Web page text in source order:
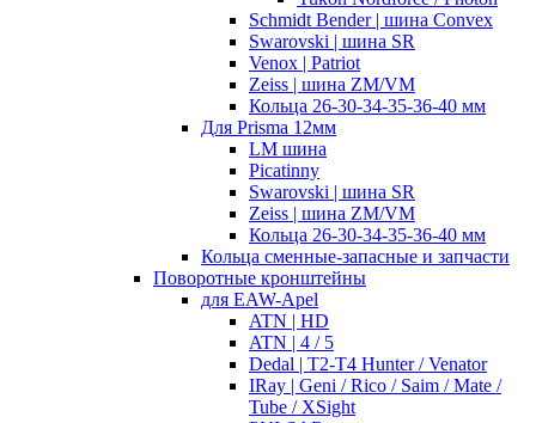
Schmidt Bender | шина Convex
Swarovski | шина SR
Venox | Patriot
Zeiss | шина ZM/VM
Кольца 26-30-34-35-36-40 мм
Для Prisma 12мм
LM шина
Picatinny
Swarovski | шина SR
Zeiss | шина ZM/VM
Кольца 26-30-34-35-36-40 мм
Кольца сменные-запасные и запчасти
Поворотные кронштейны
для EAW-Apel
ATN | HD
ATN | 4 / 5
Dedal | T2-T4 Hunter / Venator
IRay | Geni / Rico / Saim / Mate /
Tube / XSight